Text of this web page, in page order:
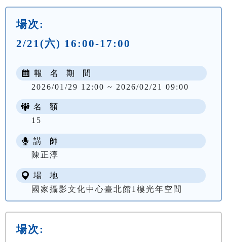
場次:
2/21(六) 16:00-17:00
報 名 期 間
2026/01/29 12:00 ~ 2026/02/21 09:00
名 額
15
講 師
陳正淳
場 地
國家攝影文化中心臺北館1樓光年空間
場次: